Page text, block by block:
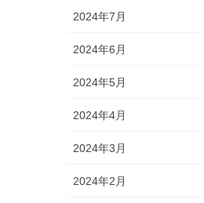
2024年7月
2024年6月
2024年5月
2024年4月
2024年3月
2024年2月